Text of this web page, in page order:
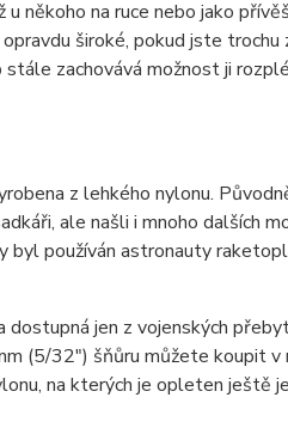
někoho na ruce nebo jako
široké, pokud jste trochu
zachovává možnost ji
z lehkého nylonu.
ale našli i mnoho dalších
byl používán astronauty
jen z vojenských
(5/32") šňůru můžete koupit v
na kterých je opleten ještě